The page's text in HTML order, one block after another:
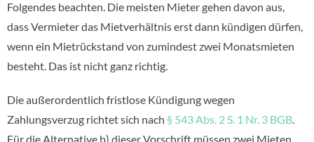
Folgendes beachten. Die meisten Mieter gehen davon aus,
dass Vermieter das Mietverhältnis erst dann kündigen dürfen,
wenn ein Mietrückstand von zumindest zwei Monatsmieten
besteht. Das ist nicht ganz richtig.
Die außerordentlich fristlose Kündigung wegen
Zahlungsverzug richtet sich nach § 543 Abs. 2 S. 1 Nr. 3 BGB.
Für die Alternative b) dieser Vorschrift müssen zwei Mieten